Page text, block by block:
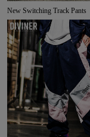
New Switching Track Pants